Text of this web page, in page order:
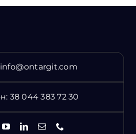
info@ontargit.com
38 044 383 72 30